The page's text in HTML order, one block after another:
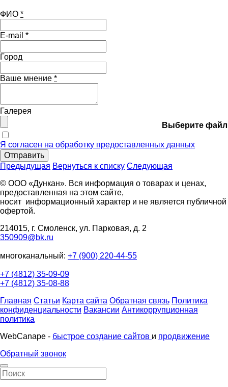
ФИО *
E-mail *
Город
Ваше мнение *
Галерея
Выберите файл
Я согласен на обработку предоставленных данных
Отправить
Предыдущая Вернуться к списку Следующая
© ООО «Дункан». Вся информация о товарах и ценах,
предоставленная на этом сайте,
носит информационный характер и не является публичной
офертой.
214015, г. Смоленск, ул. Парковая, д. 2
350909@bk.ru
многоканальный: +7 (900) 220-44-55
+7 (4812) 35-09-09
+7 (4812) 35-08-88
Главная Статьи Карта сайта Обратная связь Политика
конфиденциальности Вакансии Антикоррупционная
политика
WebCanape - быстрое создание сайтов и продвижение
Обратный звонок